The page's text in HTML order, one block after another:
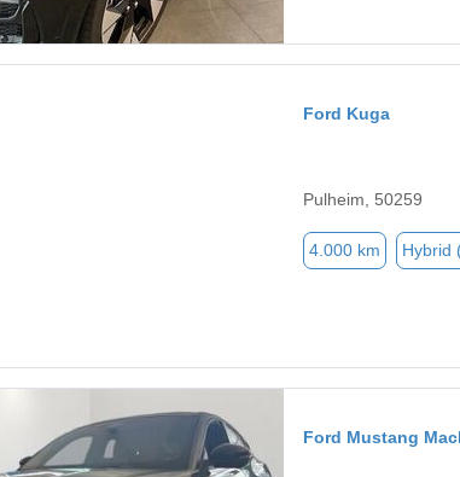
Ford Kuga
Pulheim, 50259
4.000 km Hybrid
Ford Mustang